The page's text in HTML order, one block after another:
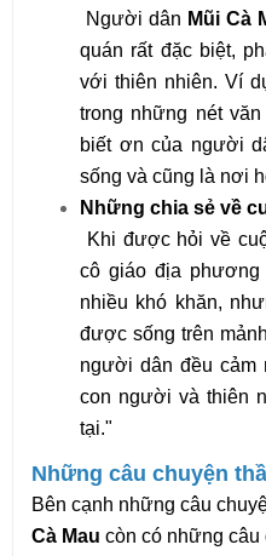
Người dân Mũi Cà
quán rất đặc biệt,
với thiên nhiên. Ví
trong những nét
biết ơn của người
sống và cũng là nơi
Những chia sẻ về
Khi được hỏi về
cô giáo địa phương
nhiều khó khăn,
được sống trên
người dân đều cảm
con người và thiên
tại."
Những câu chuyện
Bên cạnh những câu
Cà Mau còn có những